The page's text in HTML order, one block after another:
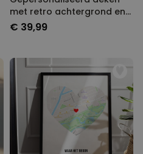
met retro achtergrond en
naam
€ 39,99